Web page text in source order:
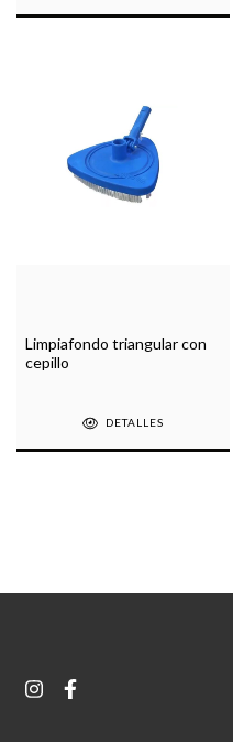
Limpiafondo triangular con
cepillo
DETALLES